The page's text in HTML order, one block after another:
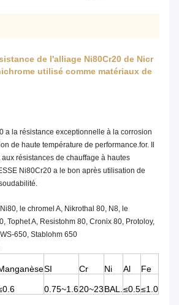
de l'alliage Ni80Cr20 de Nicr
utilisé comme matériaux de
a la résistance exceptionnelle à la corrosion
de haute température de performance.for. Il
résistances de chauffage à hautes
Ni80Cr20 a le bon après utilisation de
le chromel A, Nikrothal 80, N8, le
Tophet A, Resistohm 80, Cronix 80, Protoloy,
650, Stablohm 650
SI Cr Ni Al Fe
0.75~1.620~23BAL.≤0.5≤1.0